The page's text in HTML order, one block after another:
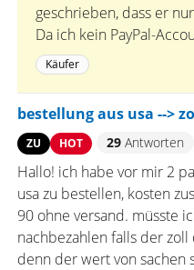
geschrieben, dass er
Da ich kein PayPal-
Käufer
bestellung aus usa -->
ZU HOT 29Antworten
Hallo! ich habe vor mir 2
usa zu bestellen, kosten
90 ohne versand. müsste
nachbezahlen falls der
denn der wert von sachen